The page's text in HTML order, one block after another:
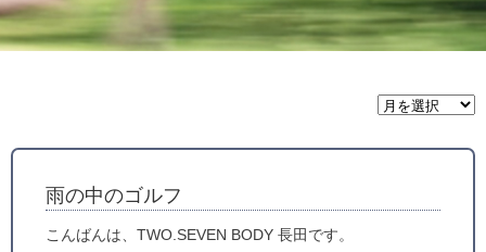
月
間
ー
雨の中のゴルフ
こんばんは、TWO.SEVEN BODY 長田です。